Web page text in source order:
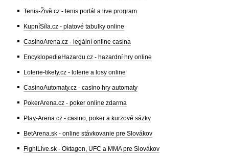
Tenis-Živě.cz - tenis portál a live program
KupníSíla.cz - platové tabulky online
CasinoArena.cz - legální online casina
EncyklopedieHazardu.cz - hazardní hry online
Loterie-tikety.cz - loterie a losy online
CasinoAutomaty.cz - casino hry automaty
PokerArena.cz - poker online zdarma
Play-Arena.cz - casino, poker a kurzové sázky
BetArena.sk - online stávkovanie pre Slovákov
FightLive.sk - Oktagon, UFC a MMA pre Slovákov